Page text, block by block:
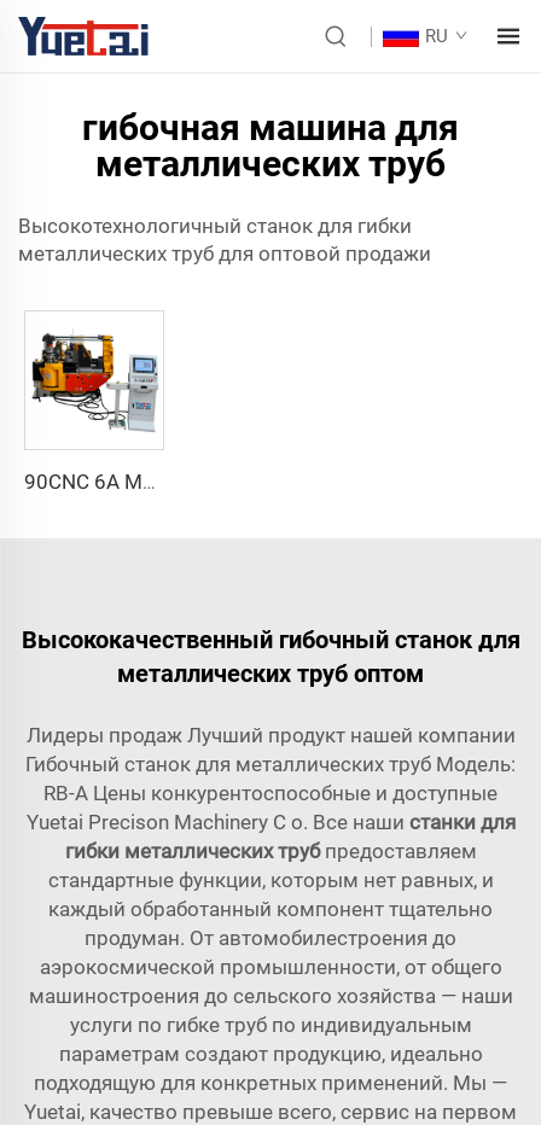
RU
гибочная машина для
металлических труб
Высокотехнологичный станок для гибки
металлических труб для оптовой продажи
90CNC 6A MS CNC трубогибочный станок, чугунная квадратная трубогибочная машина с двигателем для алюминия и нержавеющей латунной трубы
Высококачественный гибочный станок для
металлических труб оптом
Лидеры продаж Лучший продукт нашей компании
Гибочный станок для металлических труб Модель:
RB-A Цены конкурентоспособные и доступные
Yuetai Precison Machinery C o. Все наши станки для
гибки металлических труб предоставляем
стандартные функции, которым нет равных, и
каждый обработанный компонент тщательно
продуман. От автомобилестроения до
аэрокосмической промышленности, от общего
машиностроения до сельского хозяйства — наши
услуги по гибке труб по индивидуальным
параметрам создают продукцию, идеально
подходящую для конкретных применений. Мы —
Yuetai, качество превыше всего, сервис на первом